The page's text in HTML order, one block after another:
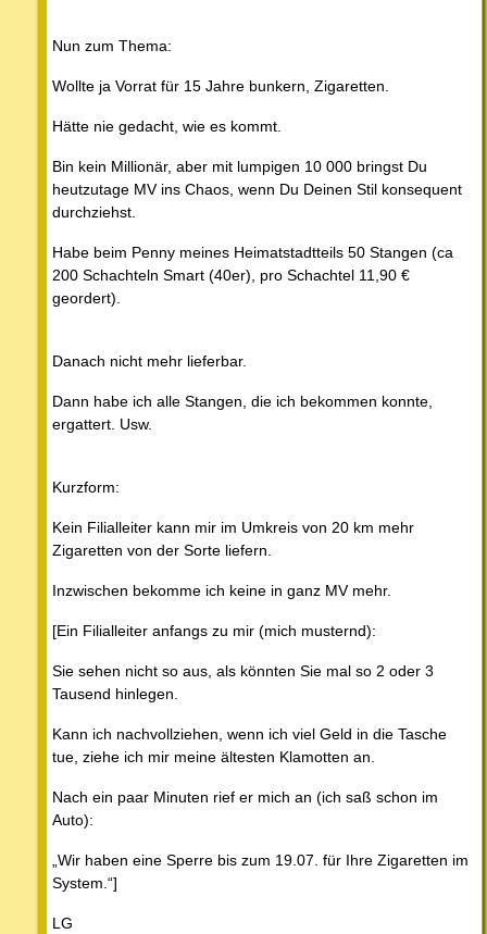
Nun zum Thema:
Wollte ja Vorrat für 15 Jahre bunkern, Zigaretten.
Hätte nie gedacht, wie es kommt.
Bin kein Millionär, aber mit lumpigen 10 000 bringst Du
heutzutage MV ins Chaos, wenn Du Deinen Stil konsequent
durchziehst.
Habe beim Penny meines Heimatstadtteils 50 Stangen (ca
200 Schachteln Smart (40er), pro Schachtel 11,90 €
geordert).
Danach nicht mehr lieferbar.
Dann habe ich alle Stangen, die ich bekommen konnte,
ergattert. Usw.
Kurzform:
Kein Filialleiter kann mir im Umkreis von 20 km mehr
Zigaretten von der Sorte liefern.
Inzwischen bekomme ich keine in ganz MV mehr.
[Ein Filialleiter anfangs zu mir (mich musternd):
Sie sehen nicht so aus, als könnten Sie mal so 2 oder 3
Tausend hinlegen.
Kann ich nachvollziehen, wenn ich viel Geld in die Tasche
tue, ziehe ich mir meine ältesten Klamotten an.
Nach ein paar Minuten rief er mich an (ich saß schon im
Auto):
„Wir haben eine Sperre bis zum 19.07. für Ihre Zigaretten im
System.“]
LG